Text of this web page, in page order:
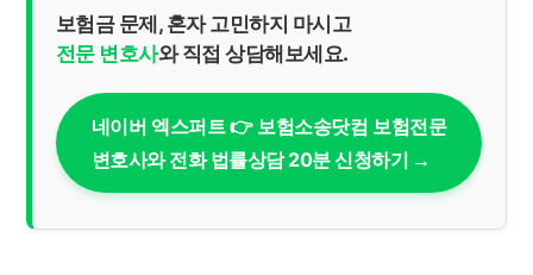
보험금 문제, 혼자 고민하지 마시고
전문 변호사와 직접 상담해보세요.
네이버 엑스퍼트 👉 보험소송닷컴 보험전문
변호사와 전화 법률상담 20분 신청하기 →